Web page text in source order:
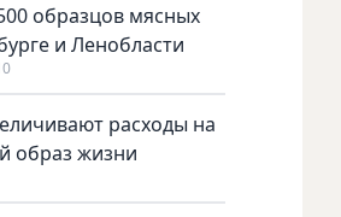
образцов мясных
и Ленобласти
расходы на
образ жизни